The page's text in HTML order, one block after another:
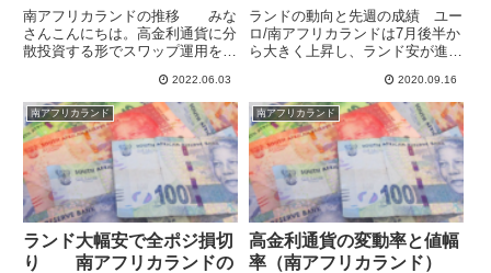
週）
南アフリカランドの推移 みな
さんこんにちは。高金利通貨に分
散投資する形でスワップ運用を行
円のスワップポイントは低迷気味
でしたが、ここへきて各社引き上
げてきました。10万通貨で150円
超えもあってなかなかおいし...
2022.06.03
ランドの動向と先週の成績 ユー
ロ/南アフリカランドは7月後半か
ら大きく上昇し、ランド安が進み
て、その後下落が続いています。
ネックラインは18.5あたりでまだ
かなり遠いですが、ダブルトップ
を形成しつつあるようにも見...
2020.09.16
南アフリカランド
ランド大幅安で全ポジ損切
り 南アフリカランドの
南アフリカランド
高金利通貨の変動率と値幅
率（南アフリカランド）